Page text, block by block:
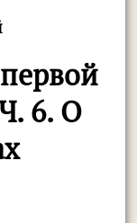
6. О